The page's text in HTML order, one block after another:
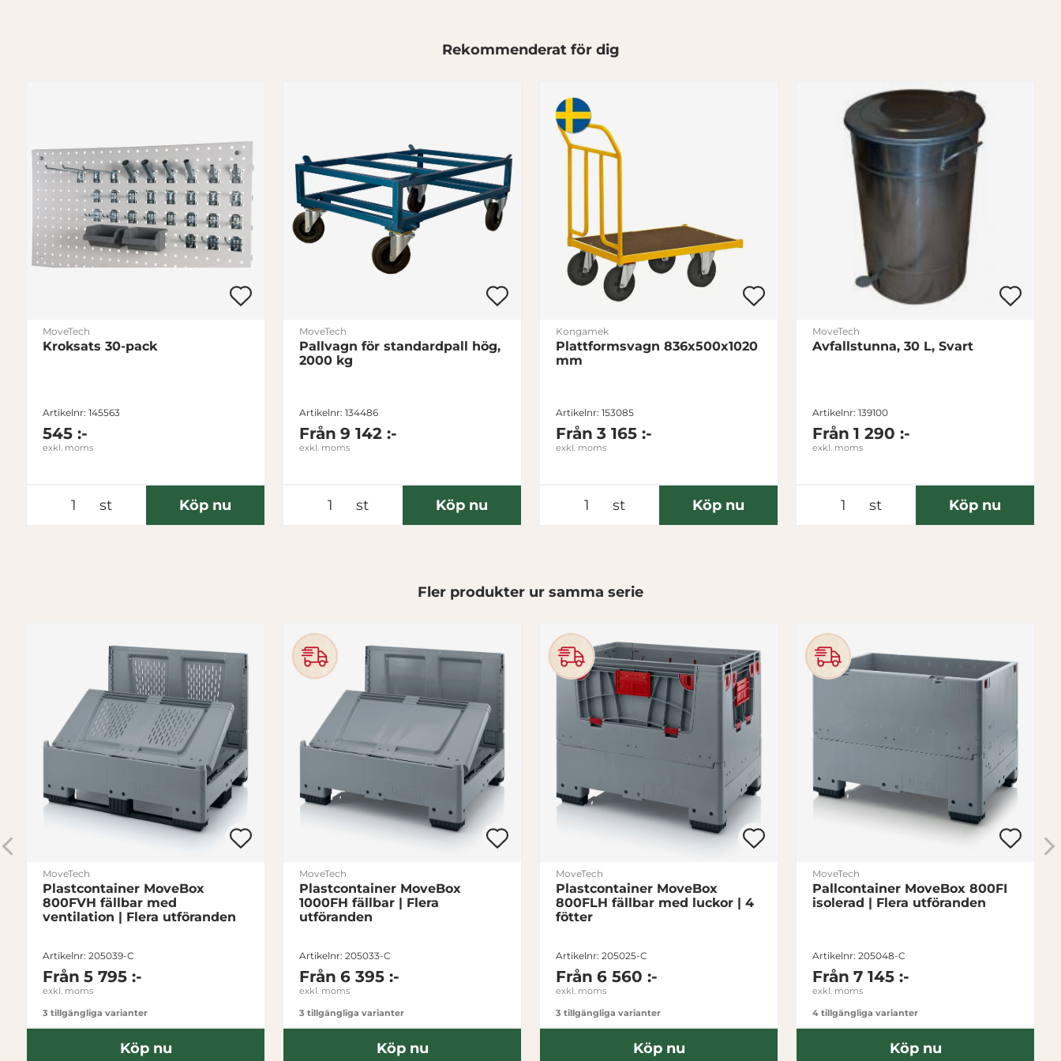
Rekommenderat för dig
MoveTech
Kroksats 30-pack
Artikelnr: 145563
545 :-
exkl. moms
st Köp nu
MoveTech
Pallvagn för standardpall hög,
2000 kg
Artikelnr: 134486
Från 9 142 :-
exkl. moms
st Köp nu
Kongamek
Plattformsvagn 836x500x1020
mm
Artikelnr: 153085
Från 3 165 :-
exkl. moms
st Köp nu
MoveTech
Avfallstunna, 30 L, Svart
Artikelnr: 139100
Från 1 290 :-
exkl. moms
st Köp nu
Fler produkter ur samma serie
MoveTech
Plastcontainer MoveBox
800FVH fällbar med
ventilation | Flera utföranden
Artikelnr: 205039-C
Från 5 795 :-
exkl. moms
3 tillgängliga varianter
Köp nu
MoveTech
Plastcontainer MoveBox
1000FH fällbar | Flera
utföranden
Artikelnr: 205033-C
Från 6 395 :-
exkl. moms
3 tillgängliga varianter
Köp nu
MoveTech
Plastcontainer MoveBox
800FLH fällbar med luckor | 4
fötter
Artikelnr: 205025-C
Från 6 560 :-
exkl. moms
3 tillgängliga varianter
Köp nu
MoveTech
Pallcontainer MoveBox 800FI
isolerad | Flera utföranden
Artikelnr: 205048-C
Från 7 145 :-
exkl. moms
4 tillgängliga varianter
Köp nu